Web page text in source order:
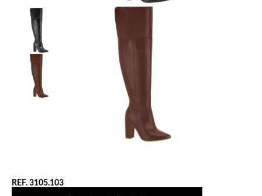
REF. 3105.103